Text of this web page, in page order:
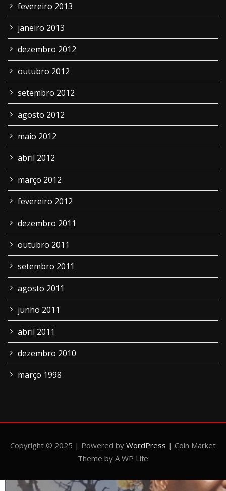
fevereiro 2013
janeiro 2013
dezembro 2012
outubro 2012
setembro 2012
agosto 2012
maio 2012
abril 2012
março 2012
fevereiro 2012
dezembro 2011
outubro 2011
setembro 2011
agosto 2011
junho 2011
abril 2011
dezembro 2010
março 1998
Copyright © 2025 | Powered by WordPress | Coin Market
Theme by A WP Life